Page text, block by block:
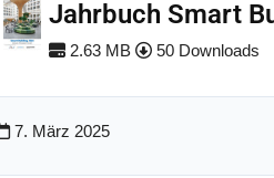
Jahrbuch Smart
2.63 MB 50 Downloads
7. März 2025